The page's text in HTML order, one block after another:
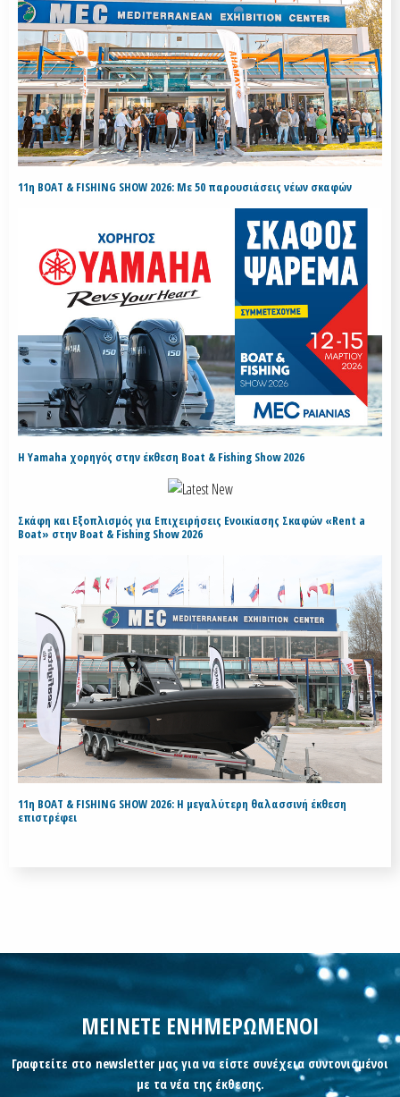
11η BOAT & FISHING SHOW 2026: Με 50 παρουσιάσεις νέων σκαφών
H Yamaha χορηγός στην έκθεση Boat & Fishing Show 2026
Σκάφη και Εξοπλισμός για Επιχειρήσεις Ενοικίασης Σκαφών «Rent a
Boat» στην Boat & Fishing Show 2026
11η BOAT & FISHING SHOW 2026: Η μεγαλύτερη θαλασσινή έκθεση
επιστρέφει
ΜΕΙΝΕΤΕ ΕΝΗΜΕΡΩΜΕΝΟΙ
Γραφτείτε στο newsletter μας για να είστε συνέχεια συντονισμένοι
με τα νέα της έκθεσης.